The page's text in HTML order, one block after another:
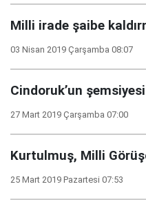
Milli irade şaibe
03 Nisan 2019 Çarşamba 08:07
Cindoruk’un şemsiyesi
27 Mart 2019 Çarşamba 07:00
Kurtulmuş, Milli
25 Mart 2019 Pazartesi 07:53